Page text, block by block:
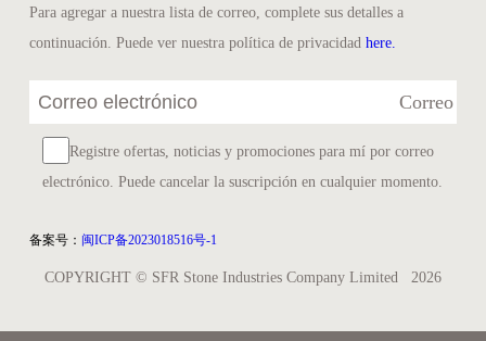
Para agregar a nuestra lista de correo, complete sus detalles a
continuación. Puede ver nuestra política de privacidad here.
Correo
Registre ofertas, noticias y promociones para mí por correo
electrónico. Puede cancelar la suscripción en cualquier momento.
备案号： 闽ICP备2023018516号-1
COPYRIGHT © SFR Stone Industries Company Limited 2026